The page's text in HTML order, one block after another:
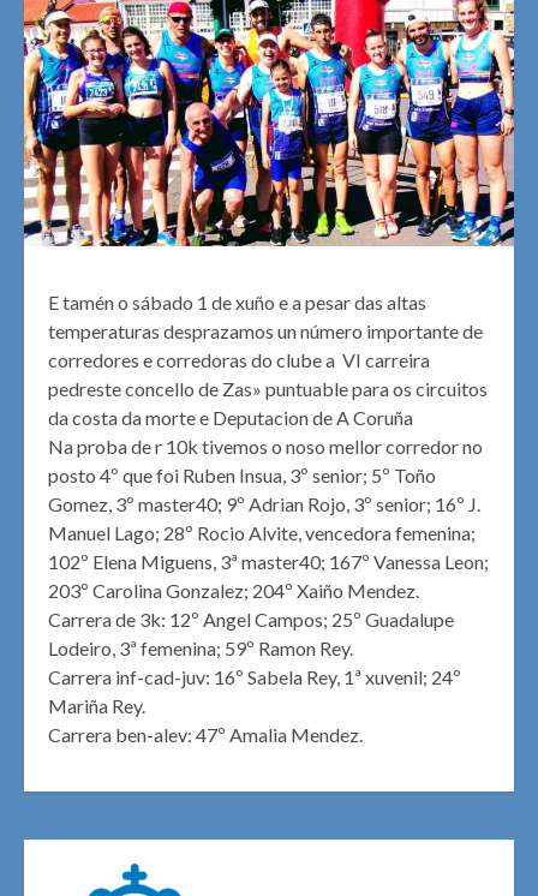
E tamén o sábado 1 de xuño e a pesar das altas
temperaturas desprazamos un número importante de
corredores e corredoras do clube a VI carreira
pedreste concello de Zas» puntuable para os circuitos
da costa da morte e Deputacion de A Coruña
Na proba de r 10k tivemos o noso mellor corredor no
posto 4º que foi Ruben Insua, 3º senior; 5º Toño
Gomez, 3º master40; 9º Adrian Rojo, 3º senior; 16º J.
Manuel Lago; 28º Rocio Alvite, vencedora femenina;
102º Elena Miguens, 3ª master40; 167º Vanessa Leon;
203º Carolina Gonzalez; 204º Xaiño Mendez.
Carrera de 3k: 12º Angel Campos; 25º Guadalupe
Lodeiro, 3ª femenina; 59º Ramon Rey.
Carrera inf-cad-juv: 16º Sabela Rey, 1ª xuvenil; 24º
Mariña Rey.
Carrera ben-alev: 47º Amalia Mendez.